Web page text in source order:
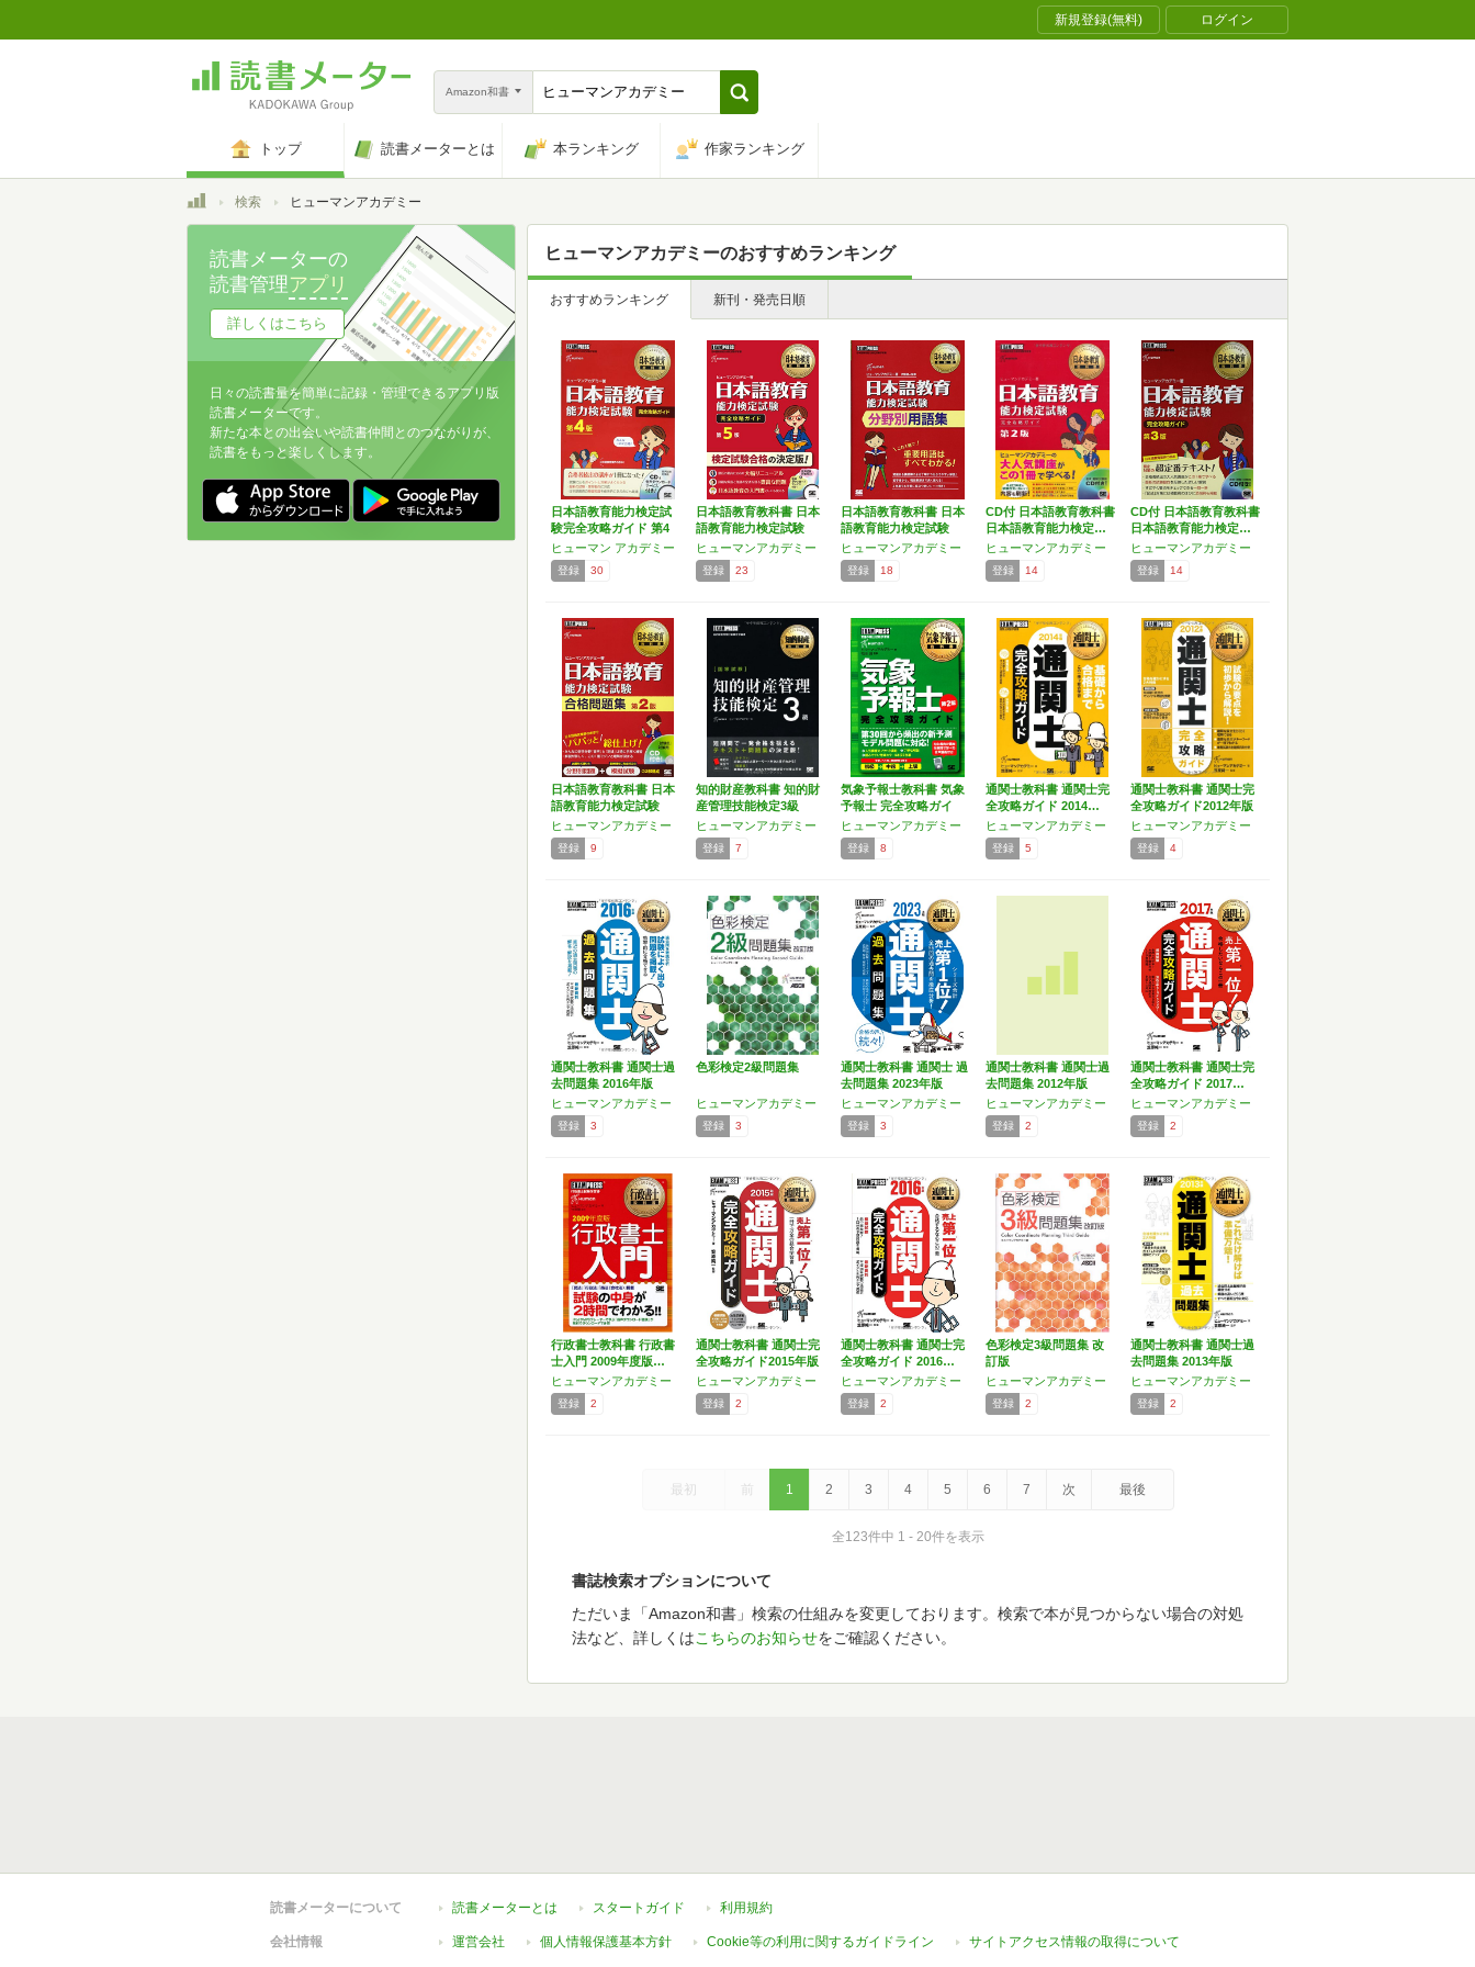
新規登録(無料) ログイン
Amazon和書
トップ 読書メーターとは 本ランキング 作家ランキング
トップ検索 ヒューマンアカデミー
ヒューマンアカデミーのおすすめランキング
おすすめランキング 新刊・発売日順
日本語教育能力検定試
験完全攻略ガイド 第4
版
ヒューマン アカデミー
登録 30
日本語教育教科書 日本
語教育能力検定試験
完…
ヒューマンアカデミー
登録 23
日本語教育教科書 日本
語教育能力検定試験
分…
ヒューマンアカデミー
登録 18
CD付 日本語教育教科書
日本語教育能力検定…
ヒューマンアカデミー
登録 14
CD付 日本語教育教科書
日本語教育能力検定…
ヒューマンアカデミー
登録 14
日本語教育教科書 日本
語教育能力検定試験
合…
ヒューマンアカデミー
登録 9
知的財産教科書 知的財
産管理技能検定3級
ヒューマンアカデミー
登録 7
気象予報士教科書 気象
予報士 完全攻略ガイ
ド…
ヒューマンアカデミー
登録 8
通関士教科書 通関士完
全攻略ガイド 2014…
ヒューマンアカデミー
登録 5
通関士教科書 通関士完
全攻略ガイド2012年版
ヒューマンアカデミー
登録 4
通関士教科書 通関士過
去問題集 2016年版
ヒューマンアカデミー
登録 3
色彩検定2級問題集
ヒューマンアカデミー
登録 3
通関士教科書 通関士 過
去問題集 2023年版
ヒューマンアカデミー
登録 3
通関士教科書 通関士過
去問題集 2012年版
ヒューマンアカデミー
登録 2
通関士教科書 通関士完
全攻略ガイド 2017…
ヒューマンアカデミー
登録 2
行政書士教科書 行政書
士入門 2009年度版…
ヒューマンアカデミー
登録 2
通関士教科書 通関士完
全攻略ガイド2015年版
ヒューマンアカデミー
登録 2
通関士教科書 通関士完
全攻略ガイド 2016…
ヒューマンアカデミー
登録 2
色彩検定3級問題集 改
訂版
ヒューマンアカデミー
登録 2
通関士教科書 通関士過
去問題集 2013年版
ヒューマンアカデミー
登録 2
最初 前 1 2 3 4 5 6 7 次 最後
全123件中 1 - 20件を表示
書誌検索オプションについて
ただいま「Amazon和書」検索の仕組みを変更しております。検索で本が見つからない場合の対処
法など、詳しくはこちらのお知らせをご確認ください。
読書メーターの
読書管理アプリ
詳しくはこちら
日々の読書量を簡単に記録・管理できるアプリ版
読書メーターです。
新たな本との出会いや読書仲間とのつながりが、
読書をもっと楽しくします。
読書メーターについて 読書メーターとは スタートガイド 利用規約
会社情報 運営会社 個人情報保護基本方針 Cookie等の利用に関するガイドライン サイトアクセス情報の取得について